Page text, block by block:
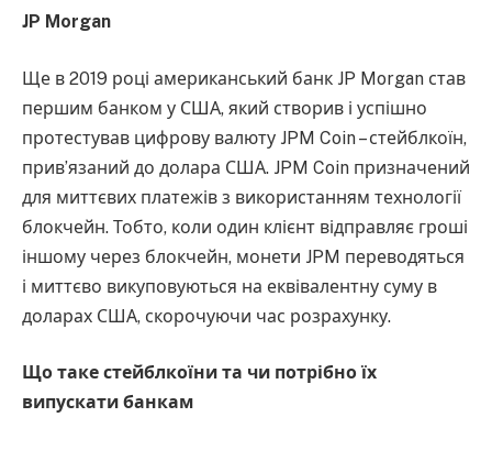
JP Morgan
Ще в 2019 році американський банк JP Morgan став
першим банком у США, який створив і успішно
протестував цифрову валюту JPM Coin – стейблкоїн,
прив’язаний до долара США. JPM Coin призначений
для миттєвих платежів з використанням технології
блокчейн. Тобто, коли один клієнт відправляє гроші
іншому через блокчейн, монети JPM переводяться
і миттєво викуповуються на еквівалентну суму в
доларах США, скорочуючи час розрахунку.
Що таке стейблкоїни та чи потрібно їх
випускати банкам